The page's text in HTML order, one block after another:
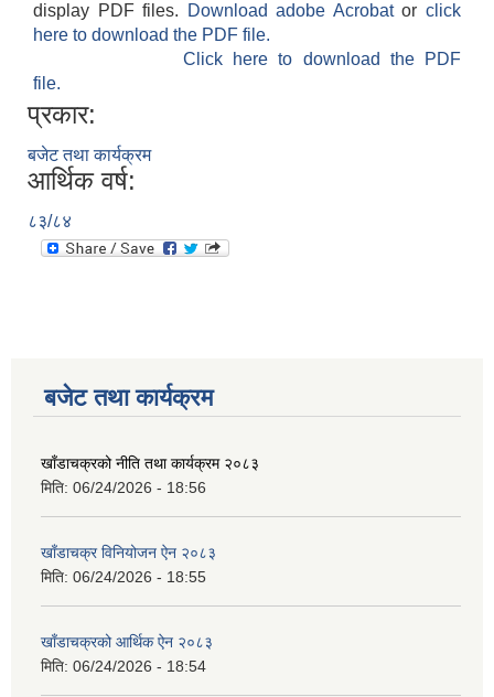
display PDF files.
Download adobe Acrobatorclick
here to download the PDF file.
Click here to download the PDF
file.
प्रकार:
बजेट तथा कार्यक्रम
आर्थिक वर्ष:
८३/८४
बजेट तथा कार्यक्रम
खाँडाचक्रको नीति तथा कार्यक्रम २०८३
मिति: 06/24/2026 - 18:56
खाँडाचक्र विनियोजन ऐन २०८३
मिति: 06/24/2026 - 18:55
खाँडाचक्रको आर्थिक ऐन २०८३
मिति: 06/24/2026 - 18:54